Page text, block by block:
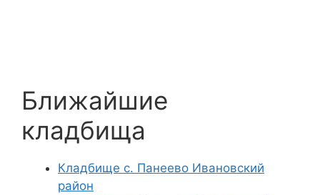
Ближайшие
кладбища
Кладбище с. Панеево Ивановский
район